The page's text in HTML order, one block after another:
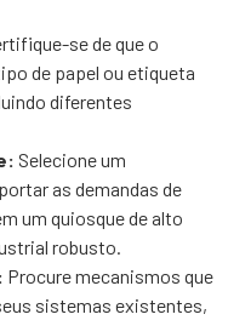
se de que o
de papel ou etiqueta
diferentes
Selecione um
as demandas de
um quiosque de alto
robusto.
Procure mecanismos que
sistemas existentes,